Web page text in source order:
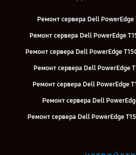
Ремонт сервера Dell PowerEdge
Ремонт сервера Dell PowerEdge
Ремонт сервера Dell PowerEdge
Ремонт сервера Dell PowerEdge
Ремонт сервера Dell PowerEdge
Ремонт сервера Dell
Ремонт сервера Dell PowerEdge